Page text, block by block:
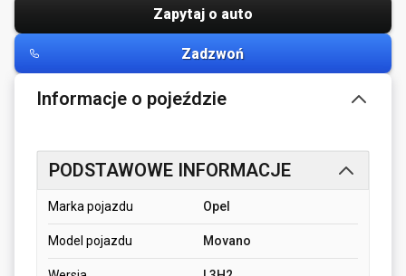
Zapytaj o auto
Zadzwoń
Informacje o pojeździe
PODSTAWOWE INFORMACJE
Marka pojazdu Opel
Model pojazdu Movano